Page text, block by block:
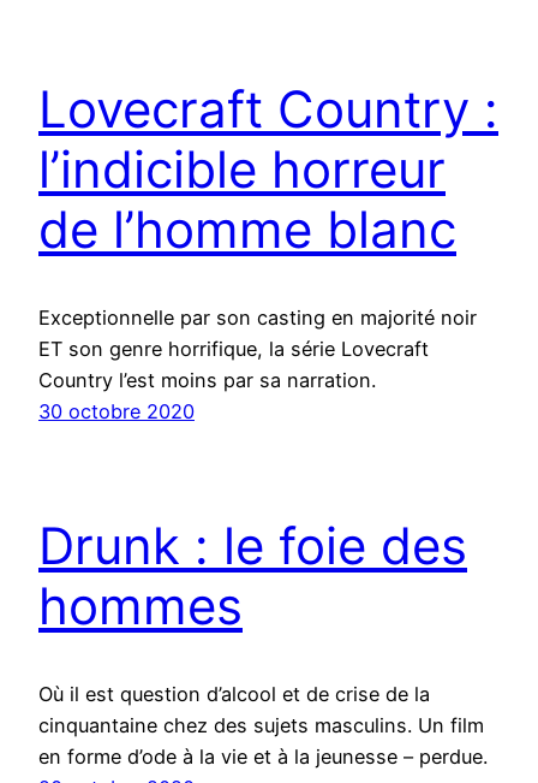
Lovecraft Country :
l’indicible horreur
de l’homme blanc
Exceptionnelle par son casting en majorité noir
ET son genre horrifique, la série Lovecraft
Country l’est moins par sa narration.
30 octobre 2020
Drunk : le foie des
hommes
Où il est question d’alcool et de crise de la
cinquantaine chez des sujets masculins. Un film
en forme d’ode à la vie et à la jeunesse – perdue.